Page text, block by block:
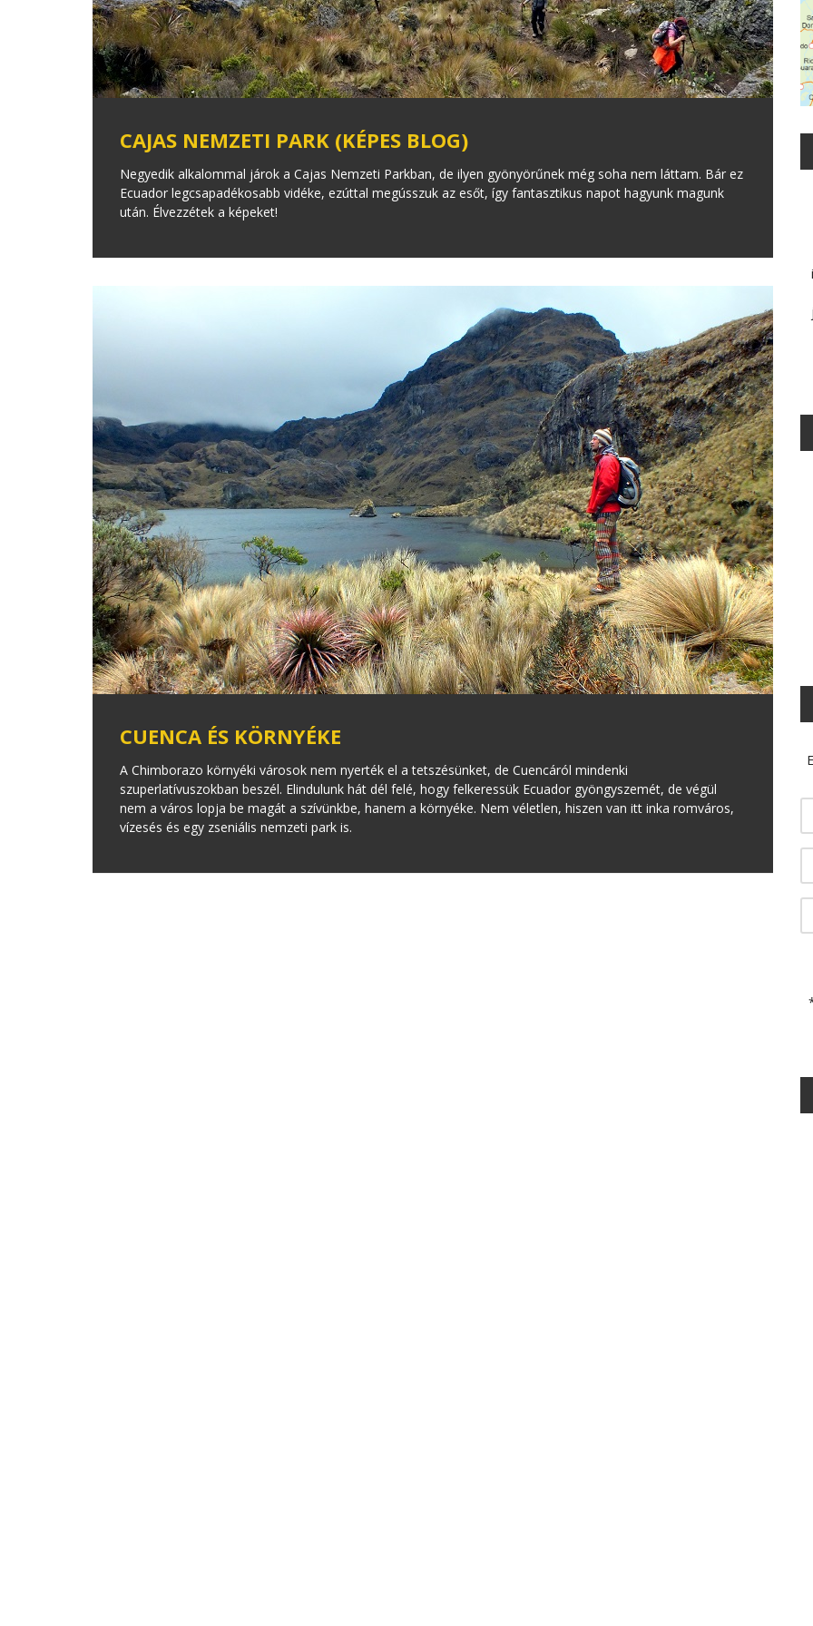
CAJAS NEMZETI PARK (KÉPES BLOG)
Negyedik alkalommal járok a Cajas Nemzeti Parkban, de ilyen gyönyörűnek még soha nem láttam. Bár ez
Ecuador legcsapadékosabb vidéke, ezúttal megússzuk az esőt, így fantasztikus napot hagyunk magunk
után. Élvezzétek a képeket!
CUENCA ÉS KÖRNYÉKE
A Chimborazo környéki városok nem nyerték el a tetszésünket, de Cuencáról mindenki
szuperlatívuszokban beszél. Elindulunk hát dél felé, hogy felkeressük Ecuador gyöngyszemét, de végül
nem a város lopja be magát a szívünkbe, hanem a környéke. Nem véletlen, hiszen van itt inka romváros,
vízesés és egy zseniális nemzeti park is.